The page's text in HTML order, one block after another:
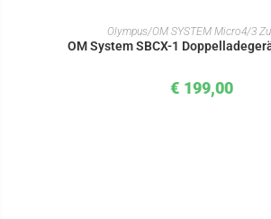
IN DEN WARENKORB
Olympus/OM SYSTEM Micro4/3
OM System SBCX-1
€ 199,00